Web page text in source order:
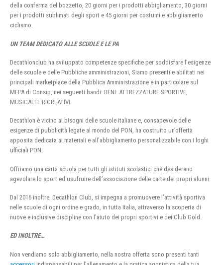
della conferma del bozzetto, 20 giorni per i prodotti abbigliamento, 30 giorni
per i prodotti sublimati degli sport e 45 giorni per costumi e abbigliamento
ciclismo.
UN TEAM DEDICATO ALLE SCUOLE E LE PA
Decathlonclub ha sviluppato competenze specifiche per soddisfare l’esigenze
delle scuole e delle Pubbliche amministrazioni, Siamo presenti e abilitati nei
principali marketplace della Pubblica Amministrazione e in particolare sul
MEPA di Consip, nei seguenti bandi: BENI: ATTREZZATURE SPORTIVE,
MUSICALI E RICREATIVE
Decathlon è vicino ai bisogni delle scuole italiane e, consapevole delle
esigenze di pubblicità legate al mondo del PON, ha costruito un’offerta
apposita dedicata ai materiali e all’abbigliamento personalizzabile con i loghi
ufficiali PON.
Offriamo una carta scuola per tutti gli istituti scolastici che desiderano
agevolare lo sport ed usufruire dell’associazione delle carte dei propri alunni.
Dal 2016 inoltre, Decathlon Club, si impegna a promuovere l’attività sportiva
nelle scuole di ogni ordine e grado, in tutta Italia, attraverso la scoperta di
nuove e inclusive discipline con l’aiuto dei propri sportivi e dei Club Gold.
ED INOLTRE…
Non vendiamo solo abbigliamento, nella nostra offerta sono presenti tanti